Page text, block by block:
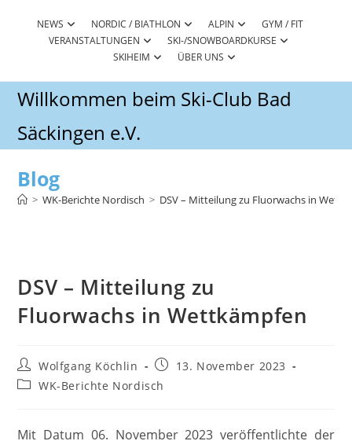
NEWS NORDIC / BIATHLON ALPIN
GYM / FIT
VERANSTALTUNGEN
SKI-/SNOWBOARDKURSE
SKIHEIM
ÜBER UNS
Willkommen beim Ski-Club Bad
Säckingen e.V.
Blog
> WK-Berichte Nordisch > DSV – Mitteilung zu Fluorwachs in
DSV – Mitteilung zu
Fluorwachs in Wettkämpfen
Beitrags-
Autor:
Wolfgang Köchlin
Beitrag
veröffentlicht:
13. November 2023
Beitrags-
WK-Berichte Nordisch
Mit Datum 06. November 2023 veröffentlichte der